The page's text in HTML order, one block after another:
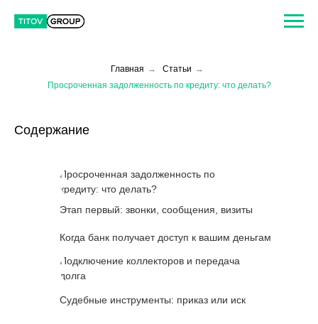
Главная → Статьи →
Просроченная задолженность по кредиту: что делать?
Содержание
Просроченная задолженность по
кредиту: что делать?
Этап первый: звонки, сообщения, визиты
Когда банк получает доступ к вашим деньгам
Подключение коллекторов и передача
долга
Судебные инструменты: приказ или иск